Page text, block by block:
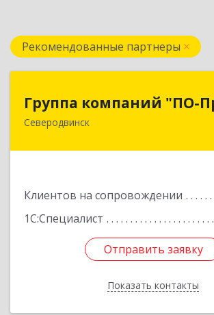
Рекомендованные партнеры
Группа компаний "ПО-
Северодвинск
Клиентов на сопровождении
1С:Специалист
Отправить заявку
Показать контакты
Группа компаний
164500, Архангельская обл,
Отправить заявку
Назад